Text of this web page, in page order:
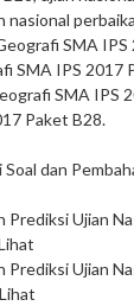
nasional
SMA IPS
SMA IPS 2017
SMA IPS
Paket B28.
dan
Prediksi Ujian
Prediksi Ujian